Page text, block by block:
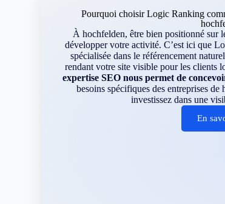
Pourquoi choisir Logic Ranking
À hochfelden, être bien positionné sur
développer votre activité. C’est ici que
spécialisée dans le référencement
rendant votre site visible pour les clients
expertise SEO nous permet de
besoins spécifiques des entreprises
investissez dans une
En